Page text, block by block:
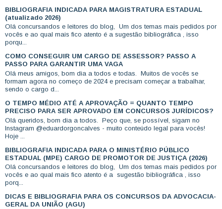
BIBLIOGRAFIA INDICADA PARA MAGISTRATURA ESTADUAL
(atualizado 2026)
Olá concursandos e leitores do blog, Um dos temas mais pedidos por
vocês e ao qual mais fico atento é a sugestão bibliográfica , isso
porqu...
COMO CONSEGUIR UM CARGO DE ASSESSOR? PASSO A
PASSO PARA GARANTIR UMA VAGA
Olá meus amigos, bom dia a todos e todas. Muitos de vocês se
formam agora no começo de 2024 e precisam começar a trabalhar,
sendo o cargo d...
O TEMPO MÉDIO ATÉ A APROVAÇÃO = QUANTO TEMPO
PRECISO PARA SER APROVADO EM CONCURSOS JURÍDICOS?
Olá queridos, bom dia a todos. Peço que, se possível, sigam no
Instagram @eduardorgoncalves - muito conteúdo legal para vocês!
Hoje ...
BIBLIOGRAFIA INDICADA PARA O MINISTÉRIO PÚBLICO
ESTADUAL (MPE) CARGO DE PROMOTOR DE JUSTIÇA (2026)
Olá concursandos e leitores do blog, Um dos temas mais pedidos por
vocês e ao qual mais fico atento é a sugestão bibliográfica , isso
porq...
DICAS E BIBLIOGRAFIA PARA OS CONCURSOS DA ADVOCACIA-
GERAL DA UNIÃO (AGU)